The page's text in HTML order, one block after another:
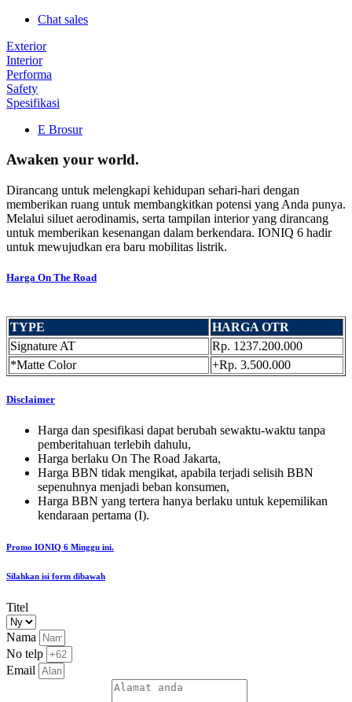
Chat sales
Exterior
Interior
Performa
Safety
Spesifikasi
E Brosur
Awaken your world.
Dirancang untuk melengkapi kehidupan sehari-hari dengan
memberikan ruang untuk membangkitkan potensi yang Anda punya.
Melalui siluet aerodinamis, serta tampilan interior yang dirancang
untuk memberikan kesenangan dalam berkendara. IONIQ 6 hadir
untuk mewujudkan era baru mobilitas listrik.
Harga On The Road
TYPE
HARGA OTR
Signature AT
Rp. 1237.200.000
*Matte Color
+Rp. 3.500.000
Disclaimer
Harga dan spesifikasi dapat berubah sewaktu-waktu tanpa
pemberitahuan terlebih dahulu,
Harga berlaku On The Road Jakarta,
Harga BBN tidak mengikat, apabila terjadi selisih BBN
sepenuhnya menjadi beban konsumen,
Harga BBN yang tertera hanya berlaku untuk kepemilikan
kendaraan pertama (I).
Promo IONIQ 6 Minggu ini.
Silahkan isi form dibawah
Titel
Nama
No telp
Email